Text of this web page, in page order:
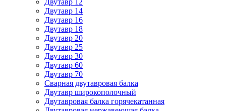
Двутавр 12
Двутавр 14
Двутавр 16
Двутавр 18
Двутавр 20
Двутавр 25
Двутавр 30
Двутавр 60
Двутавр 70
Сварная двутавровая балка
Двутавр широкополочный
Двутавровая балка горячекатанная